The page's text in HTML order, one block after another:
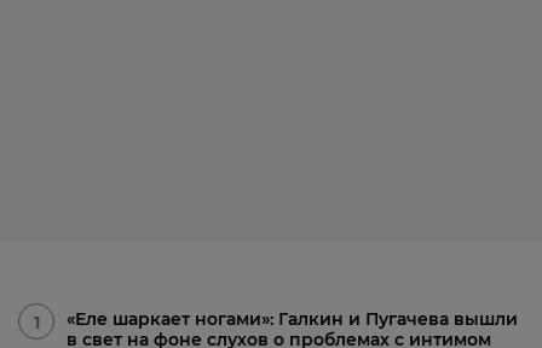
1
«Еле шаркает ногами»: Галкин и Пугачева вышли
в свет на фоне слухов о проблемах с интимом